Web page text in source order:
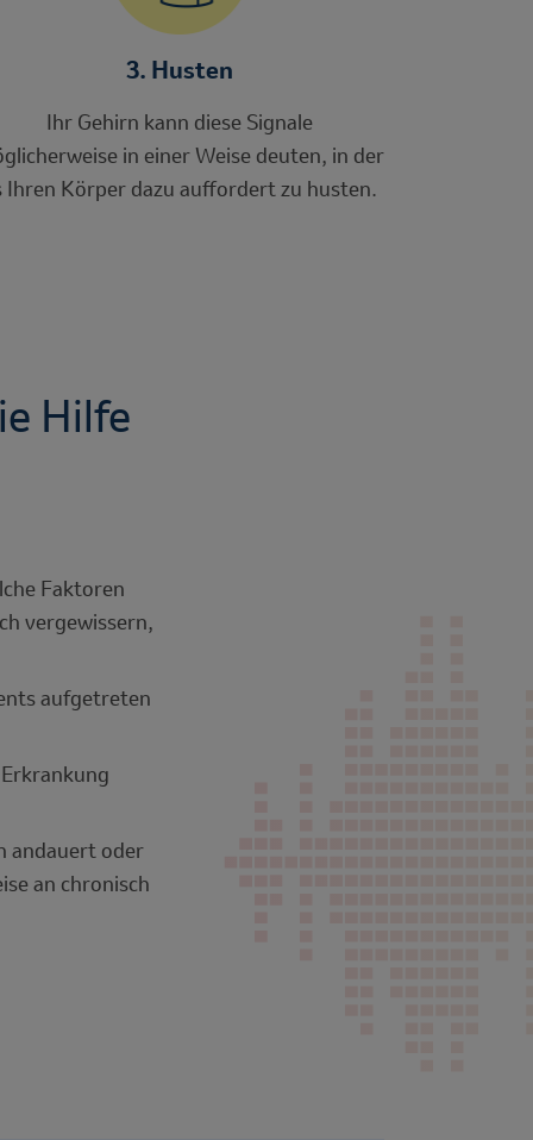
3. Husten
Ihr Gehirn kann diese Signale
in einer Weise deuten, in der
Ihren Körper dazu auffordert zu husten.
Hilfe
Faktoren
vergewissern,
aufgetreten
andauert oder
an chronisch